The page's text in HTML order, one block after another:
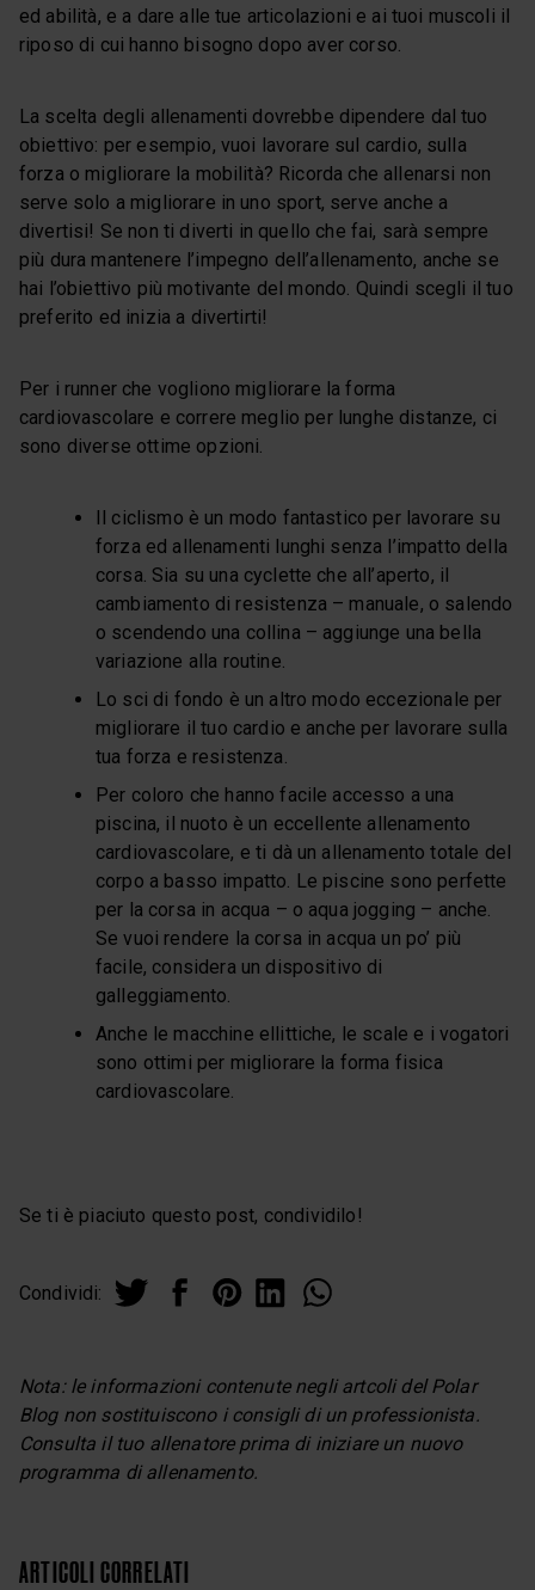
ed abilità, e a dare alle tue articolazioni e ai tuoi muscoli il
riposo di cui hanno bisogno dopo aver corso.
La scelta degli allenamenti dovrebbe dipendere dal tuo
obiettivo: per esempio, vuoi lavorare sul cardio, sulla
forza o migliorare la mobilità? Ricorda che allenarsi non
serve solo a migliorare in uno sport, serve anche a
divertisi! Se non ti diverti in quello che fai, sarà sempre
più dura mantenere l’impegno dell’allenamento, anche se
hai l’obiettivo più motivante del mondo. Quindi scegli il tuo
preferito ed inizia a divertirti!
Per i runner che vogliono migliorare la forma
cardiovascolare e correre meglio per lunghe distanze, ci
sono diverse ottime opzioni.
Il ciclismo è un modo fantastico per lavorare su
forza ed allenamenti lunghi senza l’impatto della
corsa. Sia su una cyclette che all’aperto, il
cambiamento di resistenza – manuale, o salendo
o scendendo una collina – aggiunge una bella
variazione alla routine.
Lo sci di fondo è un altro modo eccezionale per
migliorare il tuo cardio e anche per lavorare sulla
tua forza e resistenza.
Per coloro che hanno facile accesso a una
piscina, il nuoto è un eccellente allenamento
cardiovascolare, e ti dà un allenamento totale del
corpo a basso impatto. Le piscine sono perfette
per la corsa in acqua – o aqua jogging – anche.
Se vuoi rendere la corsa in acqua un po’ più
facile, considera un dispositivo di
galleggiamento.
Anche le macchine ellittiche, le scale e i vogatori
sono ottimi per migliorare la forma fisica
cardiovascolare.
Se ti è piaciuto questo post, condividilo!
Condividi:
Nota: le informazioni contenute negli artcoli del Polar
Blog non sostituiscono i consigli di un professionista.
Consulta il tuo allenatore prima di iniziare un nuovo
programma di allenamento.
ARTICOLI CORRELATI